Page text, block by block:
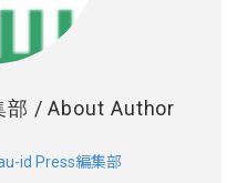
部 / About Author
id Press編集部